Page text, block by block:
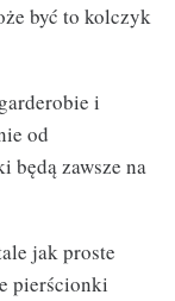
być to kolczyk
i
od
będą zawsze na
jak proste
pierścionki